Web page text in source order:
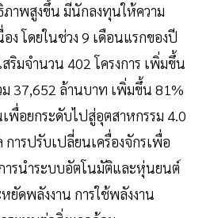
ภาพสูงขึ้น มีนักลงทุนให้ความ
ง โดยในช่วง 9 เดือนแรกของปี
ริมจำนวน 402 โครงการ เพิ่มขึ้น
ม 37,652 ล้านบาท เพิ่มขึ้น 81%
พื่อยกระดับไปสู่อุตสาหกรรม 4.0
ารปรับเปลี่ยนเครื่องจักรเพื่อ
รนำระบบอัตโนมัติและหุ่นยนต์
ยัดพลังงาน การใช้พลังงาน